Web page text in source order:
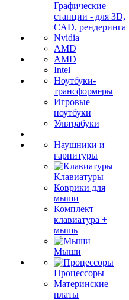
Графические
станции - для 3D,
CAD, рендеринга
Nvidia
AMD
AMD
Intel
Ноутбуки-
трансформеры
Игровые
ноутбуки
Ультрабуки
Наушники и
гарнитуры
Клавиатуры
Коврики для
мыши
Комплект
клавиатура +
мышь
Мыши
Процессоры
Материнские
платы